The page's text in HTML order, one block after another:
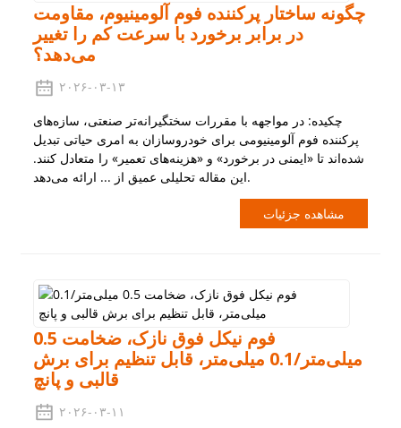
چگونه ساختار پرکننده فوم آلومینیوم، مقاومت
در برابر برخورد با سرعت کم را تغییر
می‌دهد؟
۲۰۲۶-۰۳-۱۳
چکیده: در مواجهه با مقررات سختگیرانه‌تر صنعتی، سازه‌های
پرکننده فوم آلومینیومی برای خودروسازان به امری حیاتی تبدیل
شده‌اند تا «ایمنی در برخورد» و «هزینه‌های تعمیر» را متعادل کنند.
این مقاله تحلیلی عمیق از ... ارائه می‌دهد.
مشاهده جزئیات
فوم نیکل فوق نازک، ضخامت 0.5
میلی‌متر/0.1 میلی‌متر، قابل تنظیم برای برش
قالبی و پانچ
۲۰۲۶-۰۳-۱۱